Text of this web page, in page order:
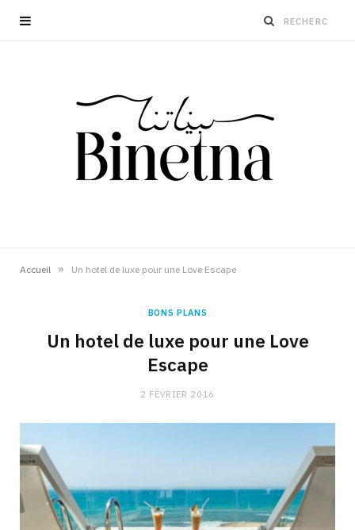
Accueil » Un hotel de luxe pour une Love Escape
BONS PLANS
Un hotel de luxe pour une Love
Escape
2 FÉVRIER 2016